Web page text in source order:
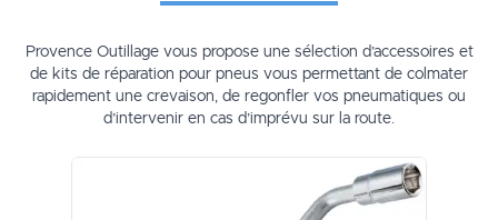
Provence Outillage vous propose une sélection d’accessoires et
de kits de réparation pour pneus vous permettant de colmater
rapidement une crevaison, de regonfler vos pneumatiques ou
d’intervenir en cas d’imprévu sur la route.